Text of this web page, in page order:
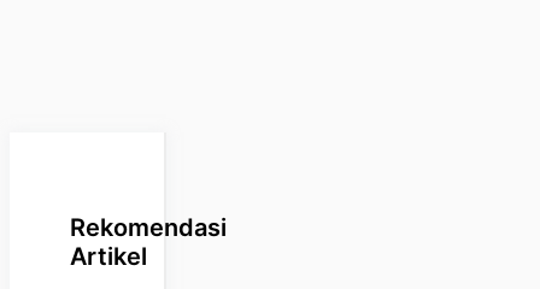
Rekomendasi
Artikel